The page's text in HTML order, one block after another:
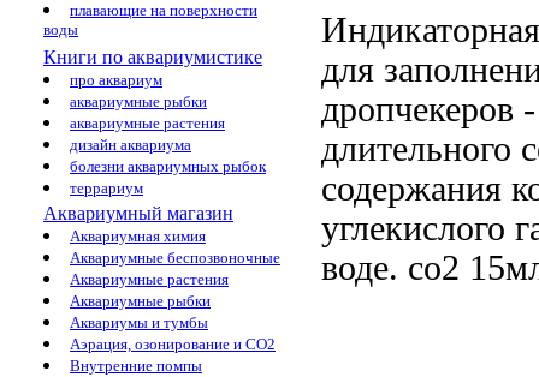
плавающие на поверхности
воды
Книги по аквариумистике
про аквариум
аквариумные рыбки
аквариумные растения
дизайн аквариума
болезни аквариумных рыбок
террариум
Аквариумный магазин
Аквариумная химия
Аквариумные беспозвоночные
Аквариумные растения
Аквариумные рыбки
Аквариумы и тумбы
Аэрация, озонирование и CO2
Внутренние помпы
для
дропчекеров
длительного
содержания
углекислого
воде. co2